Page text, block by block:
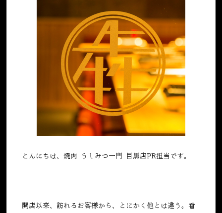
こんにちは、焼肉 うしみつ一門 目黒店PR担当です。
開店以来、訪れるお客様から、とにかく他とは違う。看